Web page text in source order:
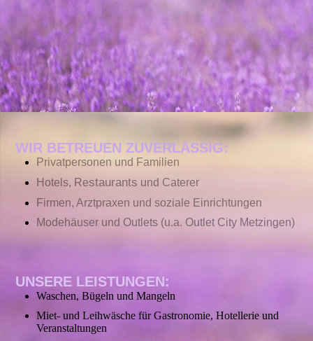
WIR BETREUEN ZUVERLÄSSIG:
Privatpersonen und Familien
Hotels, Restaurants und Caterer
Firmen, Arztpraxen und soziale Einrichtungen
Modehäuser und Outlets (u.a. Outlet City Metzingen)
UNSERE LEISTUNGEN:
Waschen, Bügeln und Mangeln
Miet- und Leihwäsche für Gastronomie, Hotellerie und
Veranstaltungen